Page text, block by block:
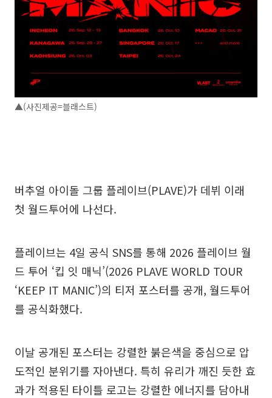
▲(사진제공=블래스트)
버추얼 아이돌 그룹 플레이브(PLAVE)가 데뷔 이래
첫 월드투어에 나선다.
플레이브는 4일 공식 SNS를 통해 2026 플레이브 월
드 투어 ‘킵 잇 매닉’(2026 PLAVE WORLD TOUR
‘KEEP IT MANIC’)의 티저 포스터를 공개, 월드투어
를 공식화했다.
이날 공개된 포스터는 강렬한 붉은색을 중심으로 압
도적인 분위기를 자아낸다. 특히 유리가 깨진 듯한 효
과가 적용된 타이틀 로고는 강렬한 에너지를 담아내